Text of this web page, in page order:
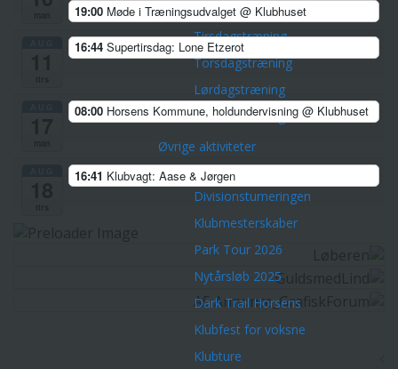
Træninger
Tirsdagstræning
Torsdagstræning
Lørdagstræning
Teknisk træning
Øvrige aktiviteter
Championpokalen
Divisionsturneringen
Klubmesterskaber
Park Tour 2026
Nytårsløb 2025
Dark Trail Horsens
Klubfest for voksne
Klubture
19:00 Møde i Træningsudvalget @ Klubhuset
16:44 Supertirsdag: Lone Etzerot
08:00 Horsens Kommune, holdundervisning @ Klubhuset
16:41 Klubvagt: Aase & Jørgen